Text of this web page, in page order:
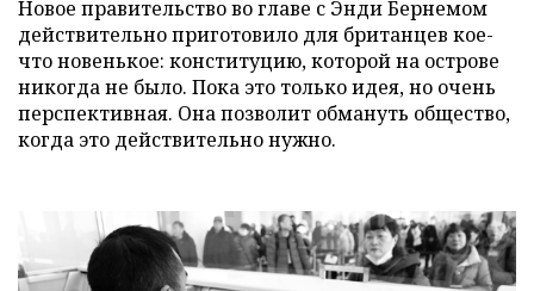
Новое правительство во главе с Энди Бернемом
действительно приготовило для британцев кое-
что новенькое: конституцию, которой на острове
никогда не было. Пока это только идея, но очень
перспективная. Она позволит обмануть общество,
когда это действительно нужно.